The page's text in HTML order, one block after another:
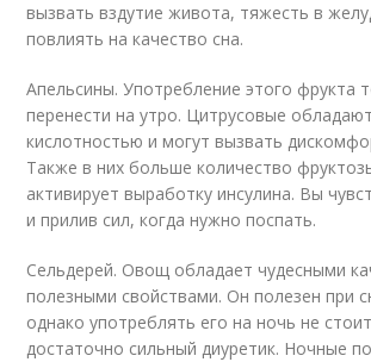
вызвать вздутие живота, тяжесть в
повлиять на качество сна.
Апельсины. Употребление этого фрукта
перенести на утро. Цитрусовые
кислотностью и могут вызвать
Также в них больше количество
активирует выработку инсулина. Вы
и прилив сил, когда нужно поспать.
Сельдерей. Овощ обладает чудесными
полезными свойствами. Он полезен при
однако употреблять его на ночь не
достаточно сильный диуретик. Ночные